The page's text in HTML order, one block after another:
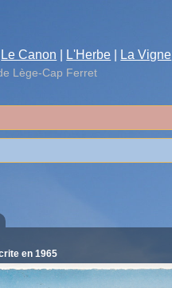
Le Canon L'Herbe La Vigne
Lège-Cap Ferret
en 1965